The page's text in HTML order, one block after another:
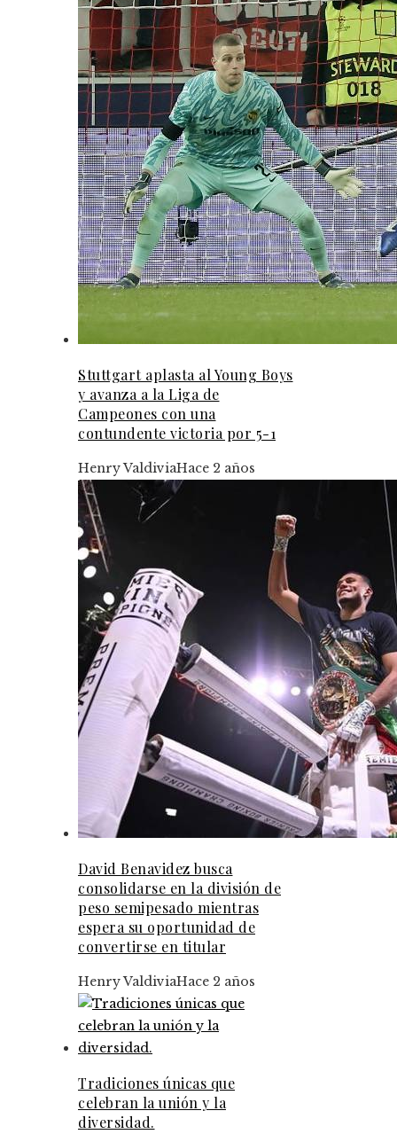
Stuttgart aplasta al Young Boys
y avanza a la Liga de
Campeones con una
contundente victoria por 5-1
Henry ValdiviaHace 2 años
David Benavidez busca
consolidarse en la división de
peso semipesado mientras
espera su oportunidad de
convertirse en titular
Henry ValdiviaHace 2 años
Tradiciones únicas que
celebran la unión y la
diversidad.